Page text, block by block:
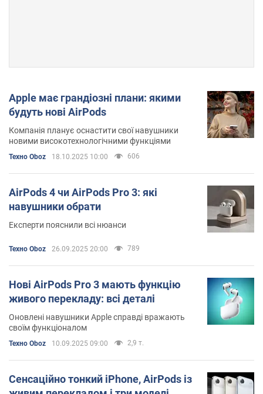
Apple має грандіозні плани: якими
будуть нові AirPods
Компанія планує оснастити свої навушники
новими високотехнологічними функціями
Техно Oboz 18.10.2025 10:00 606
AirPods 4 чи AirPods Pro 3: які
навушники обрати
Експерти пояснили всі нюанси
Техно Oboz 26.09.2025 20:00 789
Нові AirPods Pro 3 мають функцію
живого перекладу: всі деталі
Оновлені навушники Apple справді вражають
своїм функціоналом
Техно Oboz 10.09.2025 09:00 2,9 т.
Сенсаційно тонкий iPhone, AirPods із